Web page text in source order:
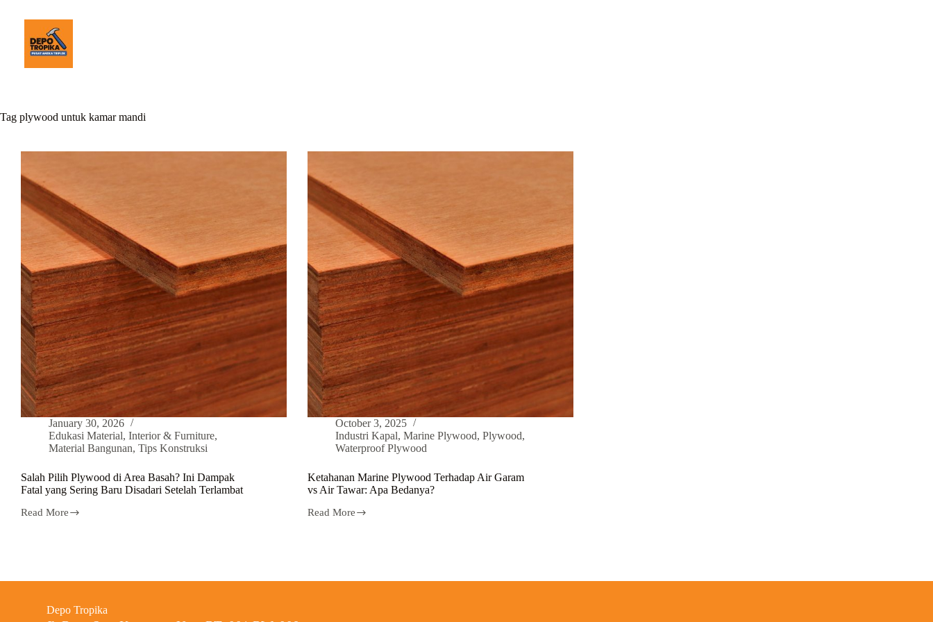
Tag plywood untuk kamar mandi
January 30, 2026
Edukasi Material, Interior & Furniture,
Material Bangunan, Tips Konstruksi
Salah Pilih Plywood di Area Basah? Ini Dampak
Fatal yang Sering Baru Disadari Setelah Terlambat
Read More
October 3, 2025
Industri Kapal,Marine Plywood,Plywood,
Waterproof Plywood
Ketahanan Marine Plywood Terhadap Air Garam
vs Air Tawar: Apa Bedanya?
Read More
Depo Tropika